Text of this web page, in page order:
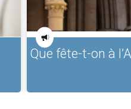
Que fête-t-on à